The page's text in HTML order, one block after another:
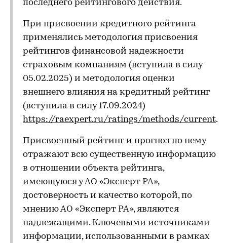
последнего рейтингового действия.
При присвоении кредитного рейтинга
применялись методология присвоения
рейтингов финансовой надежности
страховым компаниям (вступила в силу
05.02.2025) и методология оценки
внешнего влияния на кредитный рейтинг
(вступила в силу 17.09.2024)
https://raexpert.ru/ratings/methods/current.
Присвоенный рейтинг и прогноз по нему
отражают всю существенную информацию
в отношении объекта рейтинга,
имеющуюся у АО «Эксперт РА»,
достоверность и качество которой, по
мнению АО «Эксперт РА», являются
надлежащими. Ключевыми источниками
информации, использованными в рамках